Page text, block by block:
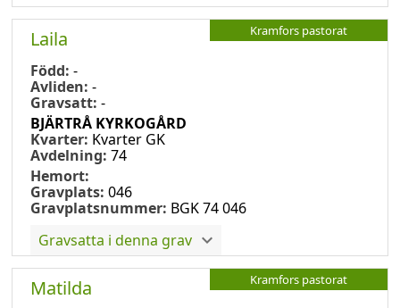
Kramfors pastorat
Laila
Född: -
Avliden: -
Gravsatt: -
BJÄRTRÅ KYRKOGÅRD
Kvarter: Kvarter GK
Avdelning: 74
Hemort:
Gravplats: 046
Gravplatsnummer: BGK 74 046
Gravsatta i denna grav
Kramfors pastorat
Matilda